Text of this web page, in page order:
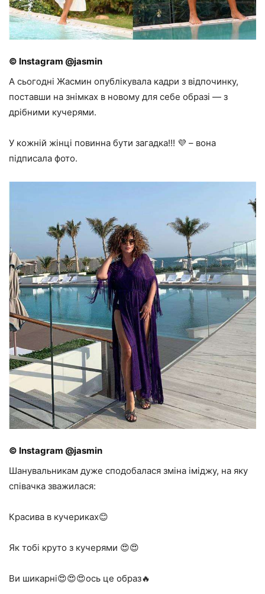
© Instagram @jasmin
А сьогодні Жасмин опублікувала кадри з відпочинку,
поставши на знімках в новому для себе образі — з
дрібними кучерями.
У кожній жінці повинна бути загадка!!! 💜 – вона
підписала фото.
© Instagram @jasmin
Шанувальникам дуже сподобалася зміна іміджу, на яку
співачка зважилася:
Красива в кучериках😊
Як тобі круто з кучерями 😍😍
Ви шикарні😍😍😍ось це образ🔥